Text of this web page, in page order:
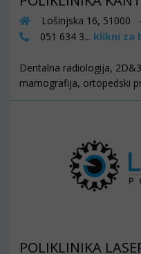
Lošinjska 16, 51000
051 634 3... klikni za
Dentalna radiologija,
mamografija, ortopedski
POLIKLINIKA